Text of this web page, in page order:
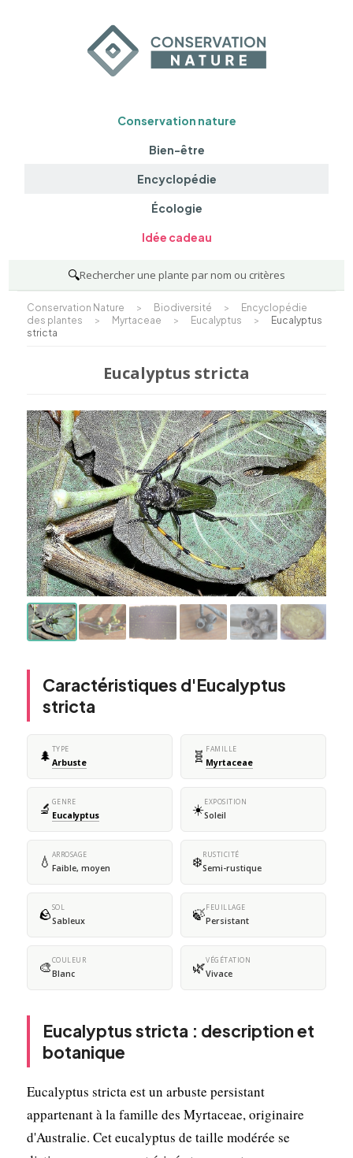
Conservation nature
Bien-être
Encyclopédie
Écologie
Idée cadeau
🔍Rechercher une plante par nom ou critères
Conservation Nature > Biodiversité >
Encyclopédie
des plantes
> Myrtaceae > Eucalyptus >
Eucalyptus
stricta
Eucalyptus stricta
Caractéristiques d'Eucalyptus
stricta
🌲 TYPE
Arbuste 🧬 FAMILLE
Myrtaceae
🔬 GENRE
Eucalyptus ☀️EXPOSITION
Soleil
💧 ARROSAGE
Faible, moyen ❄️RUSTICITÉ
Semi-rustique
🪨SOL
Sableux 🍃FEUILLAGE
Persistant
🎨COULEUR
Blanc 🌿VÉGÉTATION
Vivace
Eucalyptus stricta : description et
botanique
Eucalyptus stricta est un arbuste persistant
appartenant à la famille des Myrtaceae, originaire
d'Australie. Cet eucalyptus de taille modérée se